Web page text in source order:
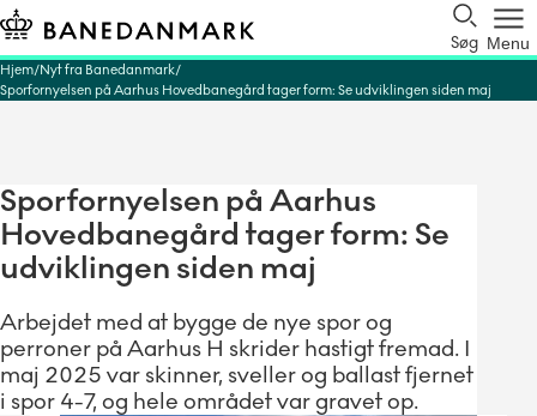
Søg Menu
Hjem Nyt fra Banedanmark
Sporfornyelsen på Aarhus Hovedbanegård tager form: Se udviklingen siden maj
Sporfornyelsen på Aarhus
Hovedbanegård tager form: Se
udviklingen siden maj
Arbejdet med at bygge de nye spor og
perroner på Aarhus H skrider hastigt fremad. I
maj 2025 var skinner, sveller og ballast fjernet
i spor 4-7, og hele området var gravet op.